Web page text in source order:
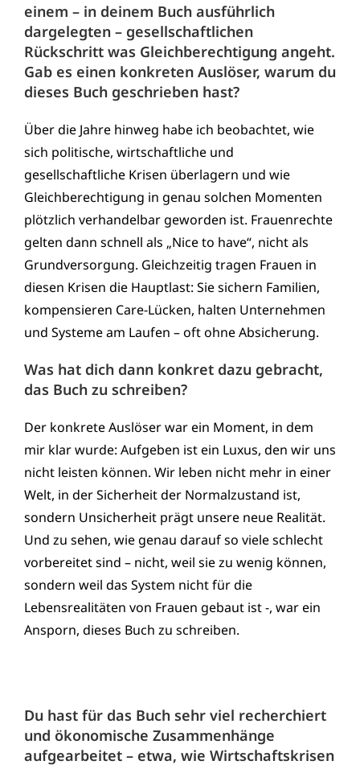
einem – in deinem Buch ausführlich
dargelegten – gesellschaftlichen
Rückschritt was Gleichberechtigung angeht.
Gab es einen konkreten Auslöser, warum du
dieses Buch geschrieben hast?
Über die Jahre hinweg habe ich beobachtet, wie
sich politische, wirtschaftliche und
gesellschaftliche Krisen überlagern und wie
Gleichberechtigung in genau solchen Momenten
plötzlich verhandelbar geworden ist. Frauenrechte
gelten dann schnell als „Nice to have“, nicht als
Grundversorgung. Gleichzeitig tragen Frauen in
diesen Krisen die Hauptlast: Sie sichern Familien,
kompensieren Care-Lücken, halten Unternehmen
und Systeme am Laufen – oft ohne Absicherung.
Was hat dich dann konkret dazu gebracht,
das Buch zu schreiben?
Der konkrete Auslöser war ein Moment, in dem
mir klar wurde: Aufgeben ist ein Luxus, den wir uns
nicht leisten können. Wir leben nicht mehr in einer
Welt, in der Sicherheit der Normalzustand ist,
sondern Unsicherheit prägt unsere neue Realität.
Und zu sehen, wie genau darauf so viele schlecht
vorbereitet sind – nicht, weil sie zu wenig können,
sondern weil das System nicht für die
Lebensrealitäten von Frauen gebaut ist -, war ein
Ansporn, dieses Buch zu schreiben.
Du hast für das Buch sehr viel recherchiert
und ökonomische Zusammenhänge
aufgearbeitet – etwa, wie Wirtschaftskrisen